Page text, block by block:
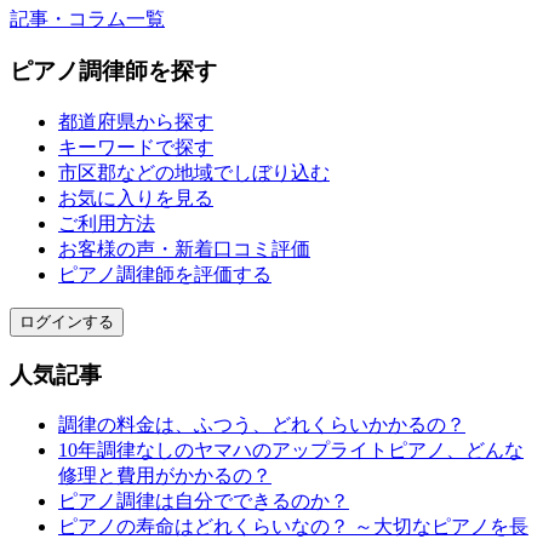
記事・コラム一覧
ピアノ調律師を探す
都道府県から探す
キーワードで探す
市区郡などの地域でしぼり込む
お気に入りを見る
ご利用方法
お客様の声・新着口コミ評価
ピアノ調律師を評価する
ログインする
人気記事
調律の料金は、ふつう、どれくらいかかるの？
10年調律なしのヤマハのアップライトピアノ、どんな
修理と費用がかかるの？
ピアノ調律は自分でできるのか？
ピアノの寿命はどれくらいなの？ ～大切なピアノを長